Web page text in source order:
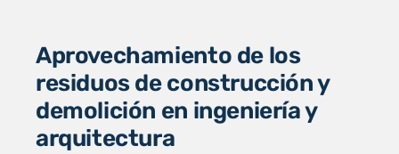
Aprovechamiento de los
residuos de construcción y
demolición en ingeniería y
arquitectura